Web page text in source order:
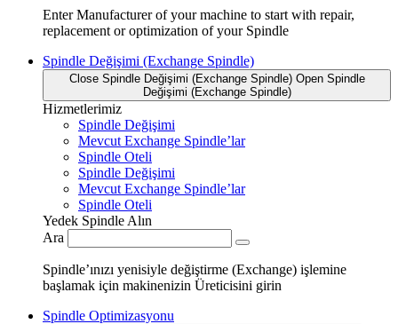
Enter Manufacturer of your machine to start with repair,
replacement or optimization of your Spindle
Spindle Değişimi (Exchange Spindle)
Close Spindle Değişimi (Exchange Spindle) Open Spindle
Değişimi (Exchange Spindle)
Hizmetlerimiz
Spindle Değişimi
Mevcut Exchange Spindle’lar
Spindle Oteli
Spindle Değişimi
Mevcut Exchange Spindle’lar
Spindle Oteli
Yedek Spindle Alın
Ara
Spindle’ınızı yenisiyle değiştirme (Exchange) işlemine
başlamak için makinenizin Üreticisini girin
Spindle Optimizasyonu